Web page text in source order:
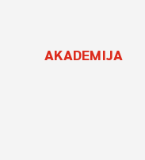
AKADEMIJA